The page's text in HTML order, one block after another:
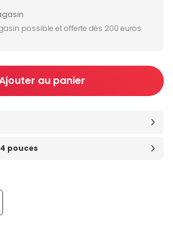
possible et offerte dès 200 euros
au panier
pouces